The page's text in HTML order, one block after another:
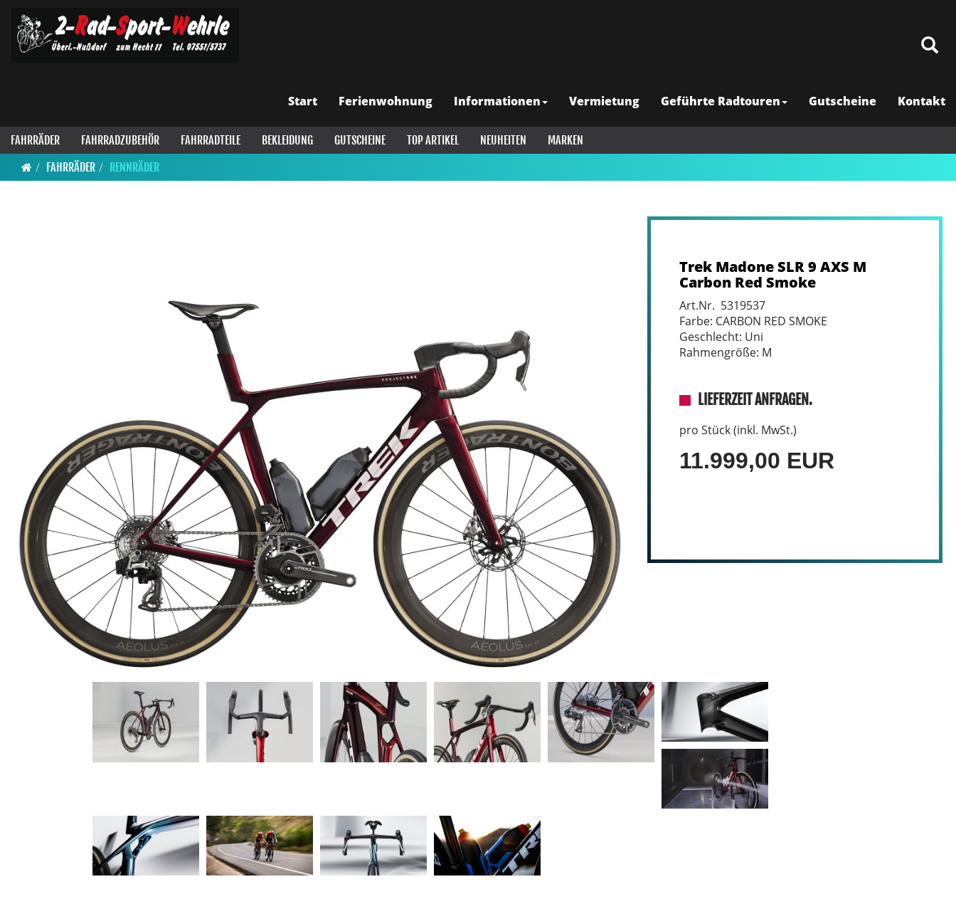
Start Ferienwohnung Informationen Vermietung Geführte Radtouren Gutscheine Kontakt
FAHRRÄDER FAHRRADZUBEHÖR FAHRRADTEILE BEKLEIDUNG GUTSCHEINE TOP ARTIKEL NEUHEITEN
MARKEN
FAHRRÄDER
RENNRÄDER
Trek Madone SLR 9 AXS M
Carbon Red Smoke
Art.Nr. 5319537
Farbe: CARBON RED SMOKE
Geschlecht: Uni
Rahmengröße: M
LIEFERZEIT ANFRAGEN.
pro Stück (inkl. MwSt.)
11.999,00 EUR